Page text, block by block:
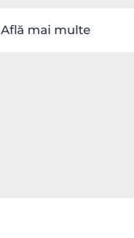
Află mai multe